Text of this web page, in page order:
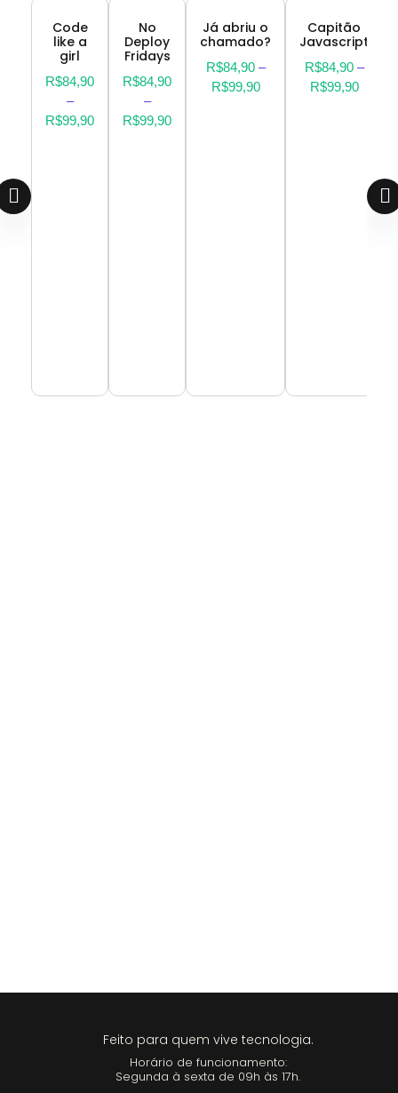
Code
like a
girl
R$84,90
–
R$99,90
No
Deploy
Fridays
R$84,90
–
R$99,90
Já abriu o
chamado?
R$84,90–
R$99,90
Capitão
Javascript
R$84,90–
R$99,90
Feito para quem vive tecnologia.
Horário de funcionamento:
Segunda à sexta de 09h às 17h.